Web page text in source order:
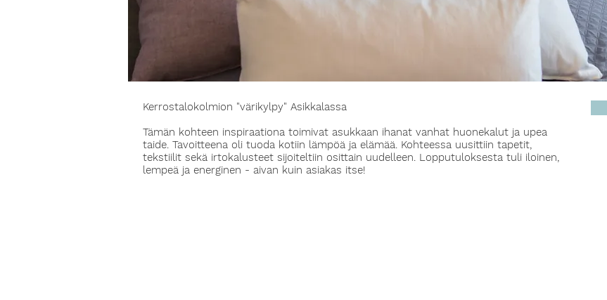
Kerrostalokolmion "värikylpy" Asikkalassa
Tämän kohteen inspiraationa toimivat asukkaan ihanat vanhat huonekalut ja upea
taide. Tavoitteena oli tuoda kotiin lämpöä ja elämää. Kohteessa uusittiin tapetit,
tekstiilit sekä irtokalusteet sijoiteltiin osittain uudelleen. Lopputuloksesta tuli iloinen,
lempeä ja energinen - aivan kuin asiakas itse!